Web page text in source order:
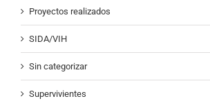
Proyectos realizados
SIDA/VIH
Sin categorizar
Supervivientes